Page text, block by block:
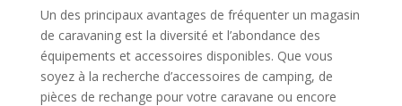
Un des principaux avantages de fréquenter un magasin
de caravaning est la diversité et l’abondance des
équipements et accessoires disponibles. Que vous
soyez à la recherche d’accessoires de camping, de
pièces de rechange pour votre caravane ou encore